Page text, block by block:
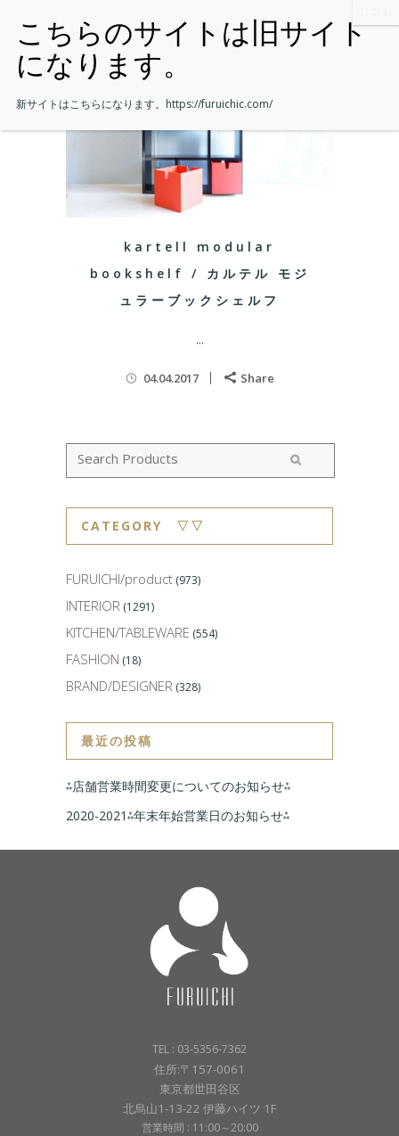
kartell modular
bookshelf / カルテル モジ
ュラーブックシェルフ
...
04.04.2017 Share
CATEGORY ▽▽
FURUICHI/product (973)
INTERIOR (1291)
KITCHEN/TABLEWARE (554)
FASHION (18)
BRAND/DESIGNER (328)
最近の投稿
⁂店舗営業時間変更についてのお知らせ⁂
2020-2021⁂年末年始営業日のお知らせ⁂
TEL : 03-5356-7362
住所:〒157-0061
東京都世田谷区
北烏山1-13-22 伊藤ハイツ 1F
営業時間 : 11:00～20:00
新サイトはこちらになります。 https://furuichic.com/